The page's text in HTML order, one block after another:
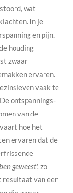
wat
In je
en pijn.
houding
zwaar
ervaren.
vaak te
ontspannings-
van de
hoe het
ervaren dat de
geweest', zo
resultaat van een